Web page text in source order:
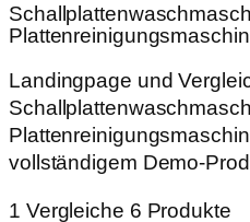
Landingpage und
vollständigem Demo-
1 Vergleiche 6 Produkte